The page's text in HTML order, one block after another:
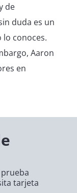
de
duda es un
conoces.
Aaron
en
tarjeta